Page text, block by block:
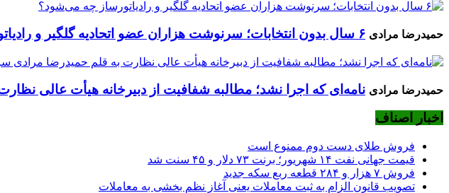
حمیدرضا مرادی ۶ سال بدون انتخابات؛ سرنوشت هزاران عضو اتحادیه گلگیر و رادیاتورساز چه می‌شود؟
حمیدرضا مرادی نامه‌ای که اجرا نشد؛ مطالبه شفافیت از دبیرخانه هیأت عالی
اخبار اصناف
فروش طلای دست دوم ممنوع است
قیمت جهانی نفت ۱۴ شهریور؛ برنت ۷۳ دلار و ۴۵ سنت شد
فروش ۷ هزار و ۲۸۴ قطعه ربع سکه جدید
تصویب قانون الزام به ثبت معاملات یعنی آغاز نظم بخشی به معاملات